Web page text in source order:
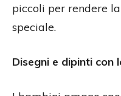
piccoli per rendere
speciale.
Disegni e dipinti con